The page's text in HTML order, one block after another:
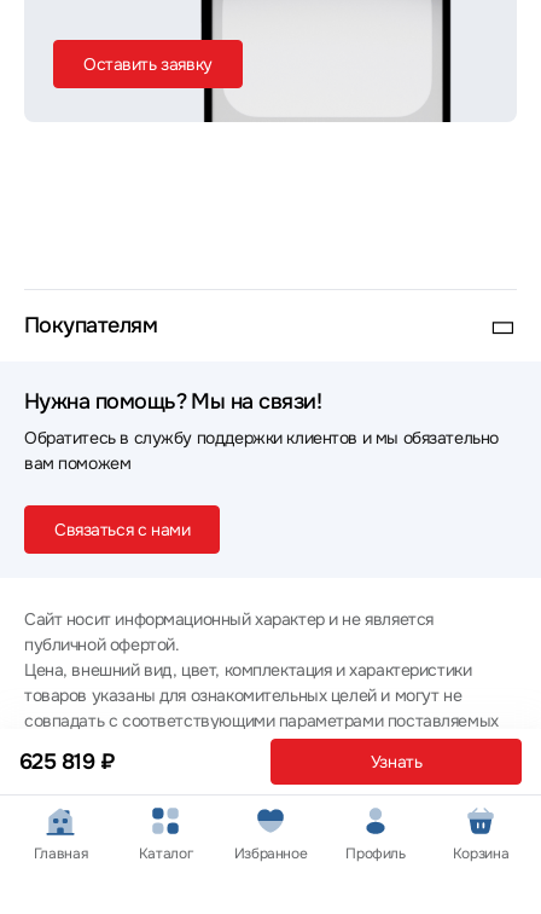
625 819 ₽ Узнать
Оставить заявку
Покупателям
Нужна помощь? Мы на связи!
Обратитесь в службу поддержки клиентов и мы обязательно
вам поможем
Связаться с нами
Сайт носит информационный характер и не является
публичной офертой.
Цена, внешний вид, цвет, комплектация и характеристики
товаров указаны для ознакомительных целей и могут не
совпадать с соответствующими параметрами поставляемых
товаров - уточняйте информацию у менеджера при
оформлении заказа.
Политика конфиденциальности
© 2012 — 2026 ООО «Эпл Тэк»
Главная Каталог Избранное Профиль Корзина